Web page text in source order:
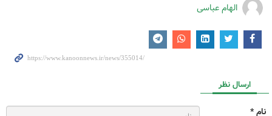
الهام عباسی
ارسال نظر
نام *